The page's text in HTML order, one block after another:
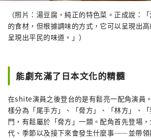
（照片：湯豆腐，純正的特色菜。正成說：
的食材，但根據調味的方式，它可以呈現出
呈現出平民的味道。」）
能劇充滿了日本文化的精髓
在shite演員之後登台的是有鬆亮一配角演員
樣分為「尾手方」、「脅方」、「林方」、
門，有鬆屬於「脅方」一類。配角首先登場
代、季節以及接下來會發生什麼事——並帶領